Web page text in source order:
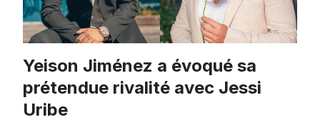
Yeison Jiménez a évoqué sa
prétendue rivalité avec Jessi
Uribe